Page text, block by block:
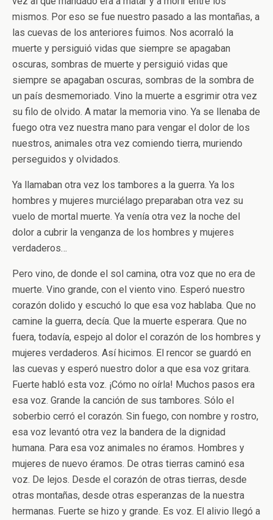
mismos. Por eso se fue nuestro pasado a las montañas, a
las cuevas de los anteriores fuimos. Nos acorraló la
muerte y persiguió vidas que siempre se apagaban
oscuras, sombras de muerte y persiguió vidas que
siempre se apagaban oscuras, sombras de la sombra de
un país desmemoriado. Vino la muerte a esgrimir otra vez
su filo de olvido. A matar la memoria vino. Ya se llenaba de
fuego otra vez nuestra mano para vengar el dolor de los
nuestros, animales otra vez comiendo tierra, muriendo
perseguidos y olvidados.
Ya llamaban otra vez los tambores a la guerra. Ya los
hombres y mujeres murciélago preparaban otra vez su
vuelo de mortal muerte. Ya venía otra vez la noche del
dolor a cubrir la venganza de los hombres y mujeres
verdaderos…
Pero vino, de donde el sol camina, otra voz que no era de
muerte. Vino grande, con el viento vino. Esperó nuestro
corazón dolido y escuchó lo que esa voz hablaba. Que no
camine la guerra, decía. Que la muerte esperara. Que no
fuera, todavía, espejo al dolor el corazón de los hombres y
mujeres verdaderos. Así hicimos. El rencor se guardó en
las cuevas y esperó nuestro dolor a que esa voz gritara.
Fuerte habló esta voz. ¡Cómo no oírla! Muchos pasos era
esa voz. Grande la canción de sus tambores. Sólo el
soberbio cerró el corazón. Sin fuego, con nombre y rostro,
esa voz levantó otra vez la bandera de la dignidad
humana. Para esa voz animales no éramos. Hombres y
mujeres de nuevo éramos. De otras tierras caminó esa
voz. De lejos. Desde el corazón de otras tierras, desde
otras montañas, desde otras esperanzas de la nuestra
hermanas. Fuerte se hizo y grande. Es voz. El alivio llegó a